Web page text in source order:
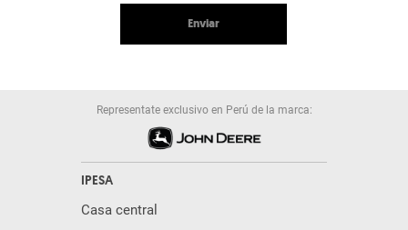
Enviar
Representate exclusivo en Perú de la marca:
IPESA
Casa central